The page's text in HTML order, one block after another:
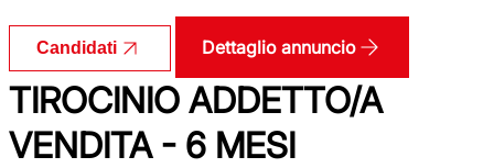
Candidati Dettaglio annuncio
TIROCINIO ADDETTO/A
VENDITA - 6 MESI